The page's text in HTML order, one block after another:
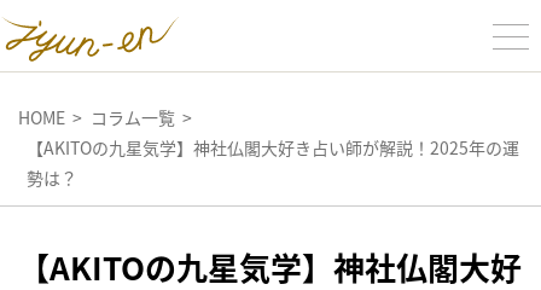
HOME
コラム一覧
【AKITOの九星気学】神社仏閣大好き占い師が解説！2025年の運
勢は？
【AKITOの九星気学】神社仏閣大好